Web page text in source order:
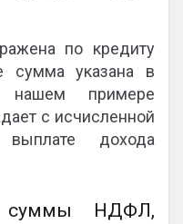
по кредиту
сумма указана в
примере
с исчисленной
дохода
суммы НДФЛ,